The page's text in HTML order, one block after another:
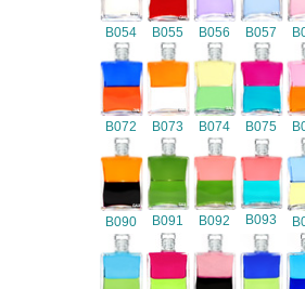
B054 B055 B056 B057
B072 B073 B074 B075
B090 B091 B092 B093